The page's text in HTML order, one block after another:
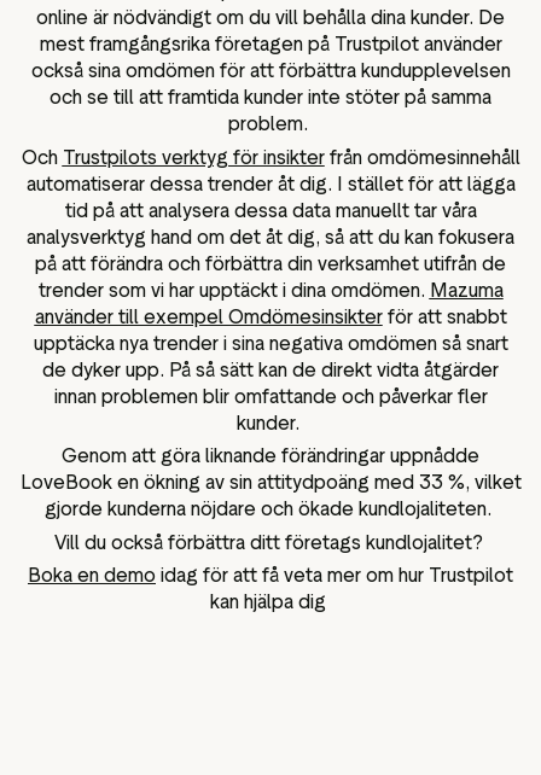
online är nödvändigt om du vill behålla dina kunder. De
mest framgångsrika företagen på Trustpilot använder
också sina omdömen för att förbättra kundupplevelsen
och se till att framtida kunder inte stöter på samma
problem.
Och Trustpilots verktyg för insikterfrån omdömesinnehåll
automatiserar dessa trender åt dig. I stället för att lägga
tid på att analysera dessa data manuellt tar våra
analysverktyg hand om det åt dig, så att du kan fokusera
på att förändra och förbättra din verksamhet utifrån de
trender som vi har upptäckt i dina omdömen. Mazuma
använder till exempel Omdömesinsikterför att snabbt
upptäcka nya trender i sina negativa omdömen så snart
de dyker upp. På så sätt kan de direkt vidta åtgärder
innan problemen blir omfattande och påverkar fler
kunder.
Genom att göra liknande förändringar uppnådde
LoveBook en ökning av sin attitydpoäng med 33 %, vilket
gjorde kunderna nöjdare och ökade kundlojaliteten.
Vill du också förbättra ditt företags kundlojalitet?
Boka en demo idag för att få veta mer om hur Trustpilot
kan hjälpa dig